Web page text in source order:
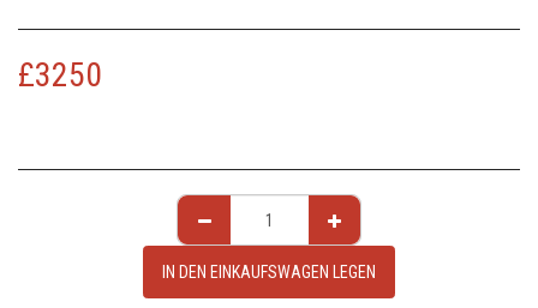
£3250
IN DEN EINKAUFSWAGEN LEGEN